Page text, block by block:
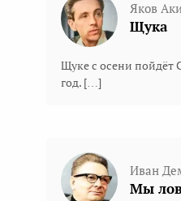
Яков
Щука
Щуке с осени пойдёт
год. […]
Иван
Мы